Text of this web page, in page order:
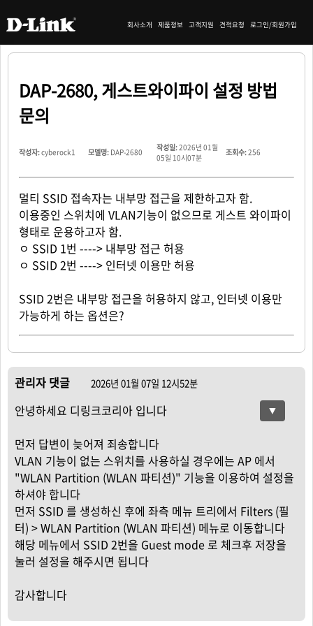
회사소개 제품정보 고객지원 견적요청 로그인/회원가입
DAP-2680, 게스트와이파이 설정 방법
문의
작성자:cyberock1 모델명:DAP-2680 작성일:2026년 01월
05일 10시07분
조회수:256
멀티 SSID 접속자는 내부망 접근을 제한하고자 함.
이용중인 스위치에 VLAN기능이 없으므로 게스트 와이파이
형태로 운용하고자 함.
ㅇ SSID 1번 ----> 내부망 접근 허용
ㅇ SSID 2번 ----> 인터넷 이용만 허용
SSID 2번은 내부망 접근을 허용하지 않고, 인터넷 이용만
가능하게 하는 옵션은?
관리자 댓글 2026년 01월 07일 12시52분
안녕하세요 디링크코리아 입니다
먼저 답변이 늦어져 죄송합니다
VLAN 기능이 없는 스위치를 사용하실 경우에는 AP 에서
"WLAN Partition (WLAN 파티션)" 기능을 이용하여 설정을
하셔야 합니다
먼저 SSID 를 생성하신 후에 좌측 메뉴 트리에서 Filters (필
터) > WLAN Partition (WLAN 파티션) 메뉴로 이동합니다
해당 메뉴에서 SSID 2번을 Guest mode 로 체크후 저장을
눌러 설정을 해주시면 됩니다
감사합니다
▼